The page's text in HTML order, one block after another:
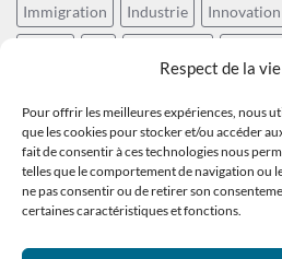
Respect de la
Pour offrir les meilleures expériences, nous
que les cookies pour stocker et/ou accéder
fait de consentir à ces technologies nous
telles que le comportement de navigation ou
ne pas consentir ou de retirer son
certaines caractéristiques et fonctions.
Immigration
Industrie Innovation
Récit national
Révolution
Souveraineté
Sud Radio Sécurité
Vivre ensemble
Écologie